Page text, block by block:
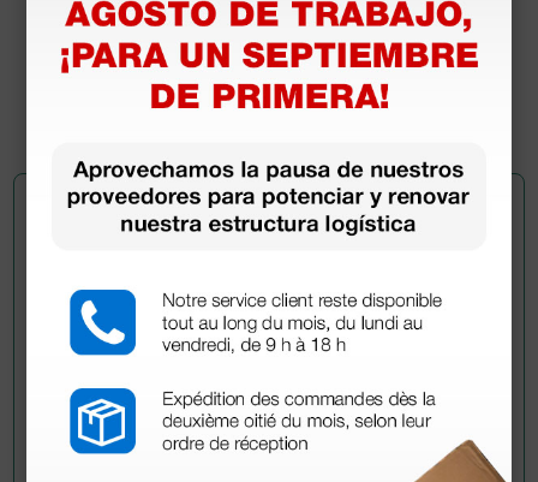
3,80 €
(Precio sin IVA)
Pregúntale a un colega
¿Todavía tienes alguna duda? ¿Necesitas más
información?